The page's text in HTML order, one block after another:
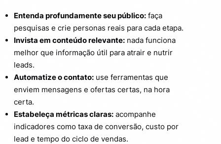
Entenda profundamente seu público: faça
pesquisas e crie personas reais para cada etapa.
Invista em conteúdo relevante: nada funciona
melhor que informação útil para atrair e nutrir
leads.
Automatize o contato: use ferramentas que
enviem mensagens e ofertas certas, na hora
certa.
Estabeleça métricas claras: acompanhe
indicadores como taxa de conversão, custo por
lead e tempo do ciclo de vendas.